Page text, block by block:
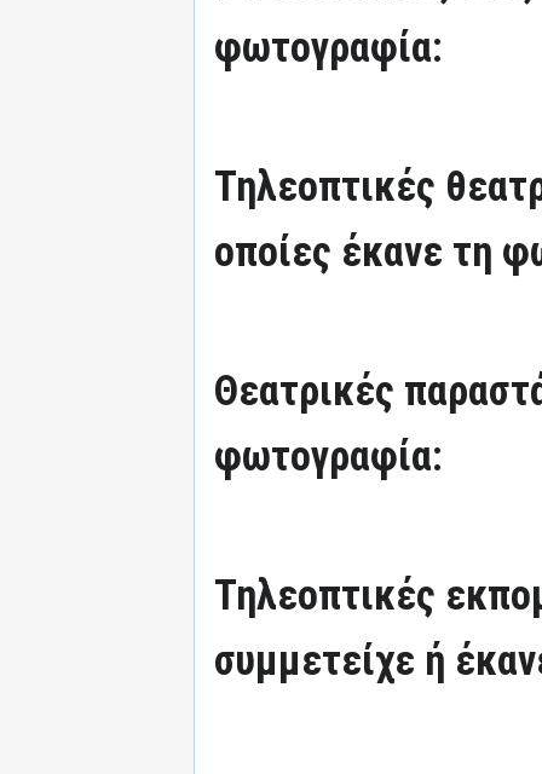
φωτογραφία:
Τηλεοπτικές
οποίες έκανε τη
Θεατρικές
φωτογραφία:
Τηλεοπτικές
συμμετείχε ή